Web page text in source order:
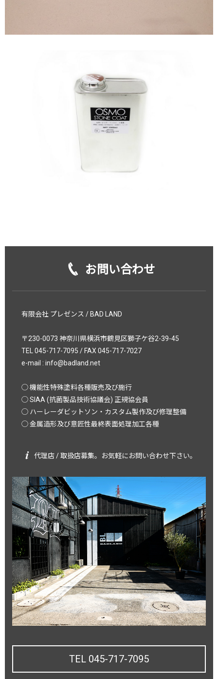
お問い合わせ
有限会社 プレゼンス / BAD LAND
〒230-0073 神奈川県横浜市鶴見区獅子ケ谷2-39-45
TEL 045-717-7095 / FAX 045-717-7027
e-mail : info@badland.net
◯ 機能性特殊塗料各種販売及び施行
◯ SIAA (抗菌製品技術協議会) 正規協会員
◯ ハーレーダビットソン・カスタム製作及び修理整備
◯ 金属造形及び意匠性最終表面処理加工各種
代理店 / 取扱店募集。お気軽にお問い合わせ下さい。
TEL 045-717-7095